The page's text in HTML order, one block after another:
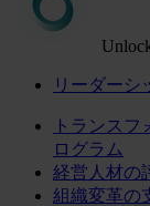
リーダーシ
トランス
ログラム
経営人材の
組織変革の